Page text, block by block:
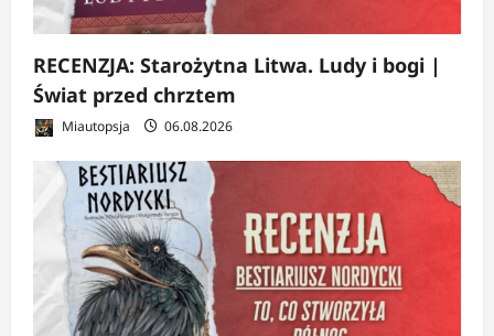
RECENZJA: Starożytna Litwa. Ludy i bogi |
Świat przed chrztem
Miautopsja 06.08.2026